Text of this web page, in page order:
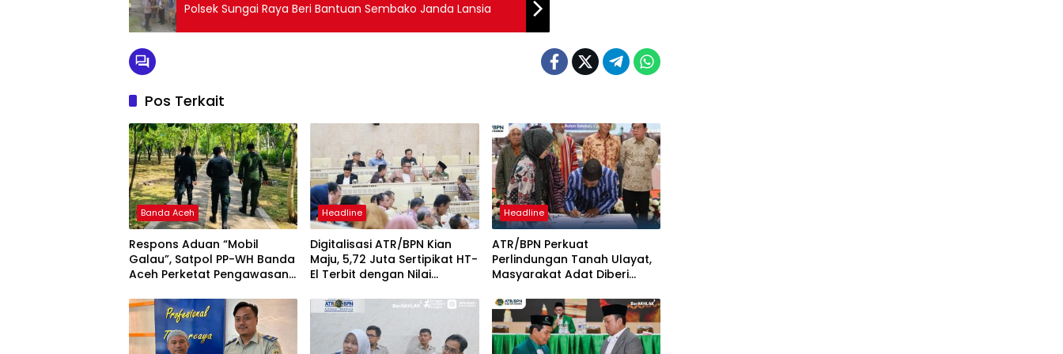
Polsek Sungai Raya Beri Bantuan Sembako Janda Lansia
Pos Terkait
Banda Aceh
Respons Aduan “Mobil
Galau”, Satpol PP-WH Banda
Aceh Perketat Pengawasan
Headline
Digitalisasi ATR/BPN Kian
Maju, 5,72 Juta Sertipikat HT-
El Terbit dengan Nilai
Headline
ATR/BPN Perkuat
Perlindungan Tanah Ulayat,
Masyarakat Adat Diberi
Paksaan Sertipikasi